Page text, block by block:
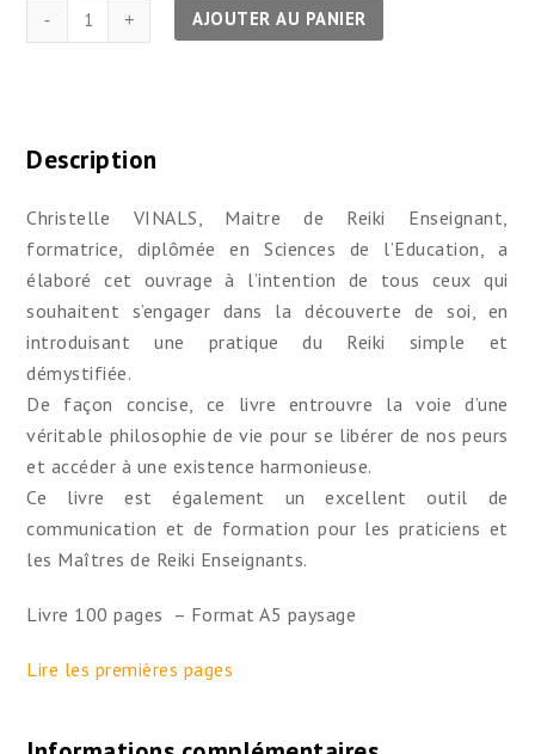
quantité
de
simplicité
AJOUTER AU PANIER
Description
Christelle VINALS, Maitre de Reiki Enseignant,
formatrice, diplômée en Sciences de l’Education, a
élaboré cet ouvrage à l’intention de tous ceux qui
souhaitent s’engager dans la découverte de soi, en
introduisant une pratique du Reiki simple et
démystifiée.
De façon concise, ce livre entrouvre la voie d’une
véritable philosophie de vie pour se libérer de nos peurs
et accéder à une existence harmonieuse.
Ce livre est également un excellent outil de
communication et de formation pour les praticiens et
les Maîtres de Reiki Enseignants.
Livre 100 pages – Format A5 paysage
Lire les premières pages